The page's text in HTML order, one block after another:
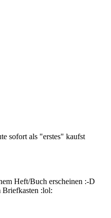
sofort als "erstes" kaufst
Heft/Buch erscheinen :-D
:lol: